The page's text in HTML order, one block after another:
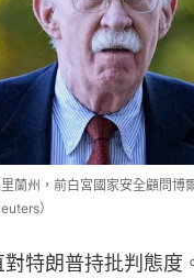
蘭州，前白宮國家安全顧問博
）
特朗普持批判態度